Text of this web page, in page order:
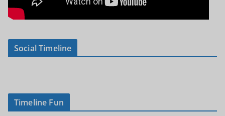
Social Timeline
Timeline Fun